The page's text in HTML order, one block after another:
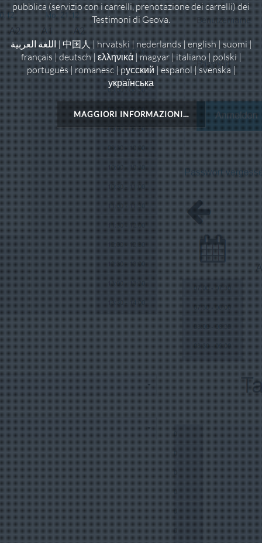
pubblica (servizio con i carrelli, prenotazione dei carrelli) dei
Testimoni di Geova.
اللغة العربية|中国人|hrvatski|nederlands|english|suomi|
français|deutsch|ελληνικά|magyar|italiano|polski|
português|romanesc|pусский|español|svenska|
українська
MAGGIORI INFORMAZIONI…